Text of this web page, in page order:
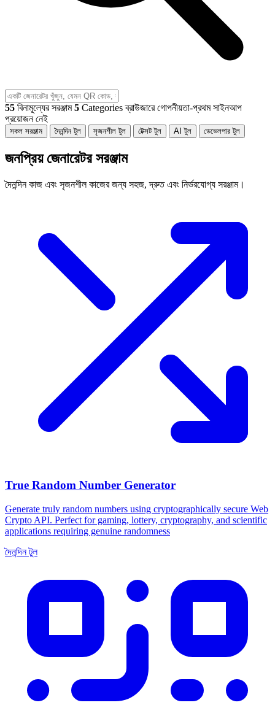
55 বিনামূল্যের সরঞ্জাম 5 Categories ব্রাউজারে গোপনীয়তা-প্রথম সাইনআপ
প্রয়োজন নেই
সকল সরঞ্জাম দৈনন্দিন টুল সৃজনশীল টুল টেক্সট টুল AI টুল ডেভেলপার টুল
জনপ্রিয় জেনারেটর সরঞ্জাম
দৈনন্দিন কাজ এবং সৃজনশীল কাজের জন্য সহজ, দ্রুত এবং নির্ভরযোগ্য সরঞ্জাম।
True Random Number Generator
Generate truly random numbers using cryptographically secure Web
Crypto API. Perfect for gaming, lottery, cryptography, and scientific
applications requiring genuine randomness
দৈনন্দিন টুল